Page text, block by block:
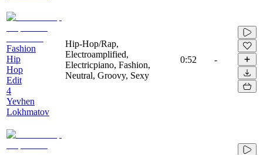
Fashion
Hip
Hop
Edit
4
Yevhen
Lokhmatov
Hip-Hop/Rap,
Electroamplified,
Electricpiano, Fashion,
Neutral, Groovy, Sexy
0:52 -